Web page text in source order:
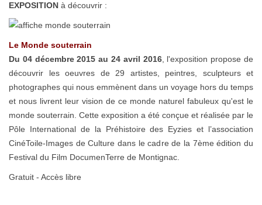
EXPOSITION à découvrir :
Le Monde souterrain
Du 04 décembre 2015 au 24 avril 2016, l'exposition propose de
découvrir les oeuvres de 29 artistes, peintres, sculpteurs et
photographes qui nous emmènent dans un voyage hors du temps
et nous livrent leur vision de ce monde naturel fabuleux qu'est le
monde souterrain. Cette exposition a été conçue et réalisée par le
Pôle International de la Préhistoire des Eyzies et l’association
CinéToile-Images de Culture dans le cadre de la 7ème édition du
Festival du Film DocumenTerre de Montignac.
Gratuit - Accès libre